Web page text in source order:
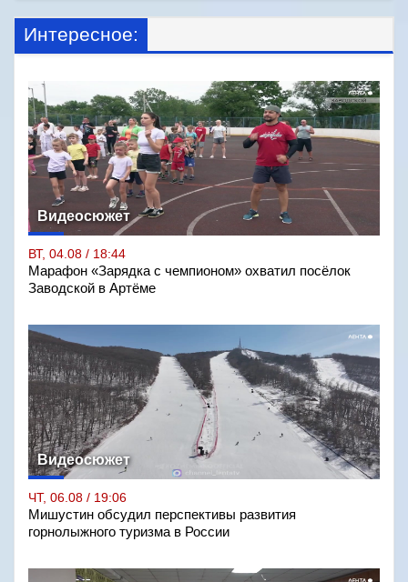
Интересное:
Видеосюжет
ВТ, 04.08 / 18:44
Марафон «Зарядка с чемпионом» охватил посёлок
Заводской в Артёме
Видеосюжет
ЧТ, 06.08 / 19:06
Мишустин обсудил перспективы развития
горнолыжного туризма в России